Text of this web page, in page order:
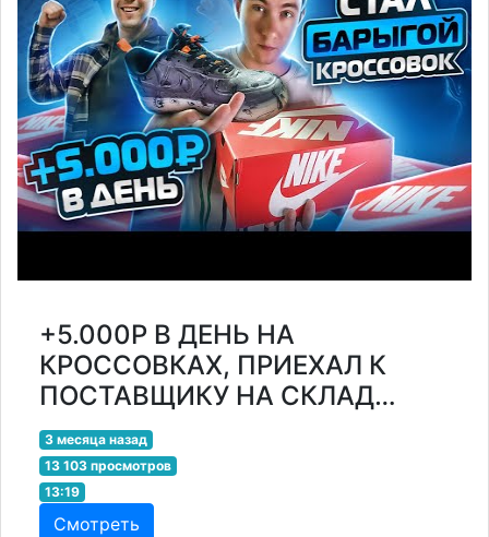
+5.000Р В ДЕНЬ НА
КРОССОВКАХ, ПРИЕХАЛ К
ПОСТАВЩИКУ НА СКЛАД…
3 месяца назад
13 103 просмотров
13:19
Смотреть